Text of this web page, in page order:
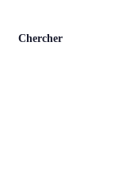
Chercher